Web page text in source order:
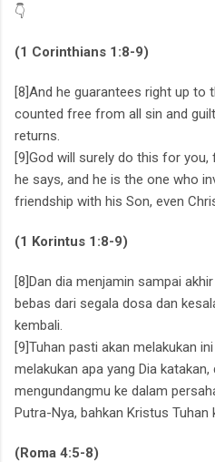
👇
(1 Corinthians 1:8-9)
[8]And he guarantees right up to
counted free from all sin and
returns.
[9]God will surely do this for
he says, and he is the one who
friendship with his Son, even
(1 Korintus 1:8-9)
[8]Dan dia menjamin sampai
bebas dari segala dosa dan
kembali.
[9]Tuhan pasti akan melakukan
melakukan apa yang Dia katakan,
mengundangmu ke dalam
Putra-Nya, bahkan Kristus Tuhan
(Roma 4:5-8)